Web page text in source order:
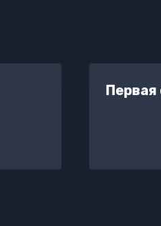
Первая